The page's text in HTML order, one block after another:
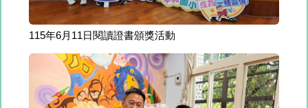
115年6月11日閱讀證書頒獎活動